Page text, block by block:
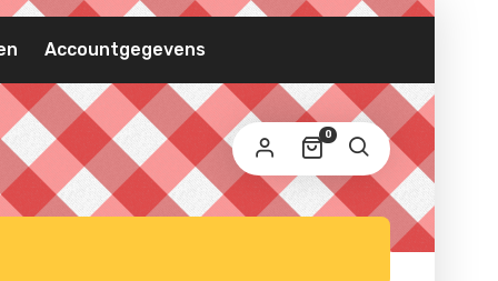
Accountgegevens
0
wordt een link om een nieuw wachtwoord in te
naar je e-mailadres verzonden.
persoonlijke gegevens worden gebruikt om uw ervaring